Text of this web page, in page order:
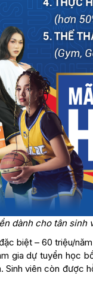
dành cho tân sinh
biệt – 60 triệu/
gia dự tuyển học
viên còn được